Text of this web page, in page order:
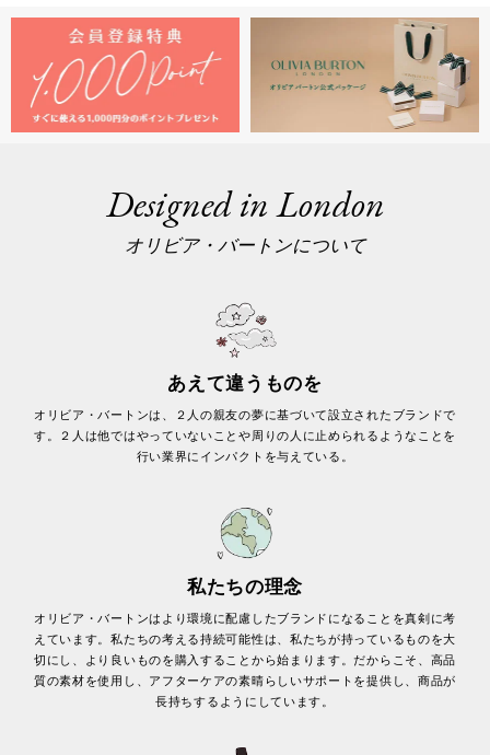
Designed in London
オリビア・バートンについて
あえて違うものを
オリビア・バートンは、２人の親友の夢に基づいて設立されたブランドで
す。２人は他ではやっていないことや周りの人に止められるようなことを
行い業界にインパクトを与えている。
私たちの理念
オリビア・バートンはより環境に配慮したブランドになることを真剣に考
えています。私たちの考える持続可能性は、私たちが持っているものを大
切にし、より良いものを購入することから始まります。だからこそ、高品
質の素材を使用し、アフターケアの素晴らしいサポートを提供し、商品が
長持ちするようにしています。